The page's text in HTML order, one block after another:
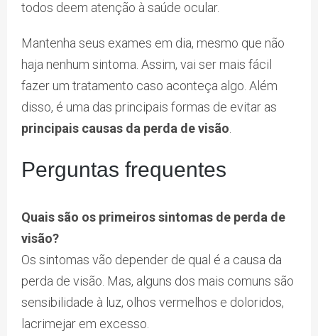
todos deem atenção à saúde ocular.
Mantenha seus exames em dia, mesmo que não
haja nenhum sintoma. Assim, vai ser mais fácil
fazer um tratamento caso aconteça algo. Além
disso, é uma das principais formas de evitar as
principais causas da perda de visão
Perguntas frequentes
Quais são os primeiros sintomas de perda de
visão?
Os sintomas vão depender de qual é a causa da
perda de visão. Mas, alguns dos mais comuns são
sensibilidade à luz, olhos vermelhos e doloridos,
lacrimejar em excesso.